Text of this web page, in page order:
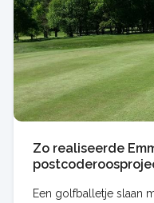
Zo realiseerde
Een golfballetje slaan